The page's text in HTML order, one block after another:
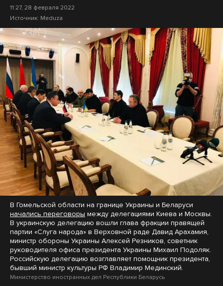
11:27, 28 февраля 2022
Источник: Meduza
В Гомельской области на границе Украины и Беларуси
начались переговоры между делегациями Киева и Москвы.
В украинскую делегацию вошли глава фракции правящей
партии «Слуга народа» в Верховной раде Давид Арахамия,
министр обороны Украины Алексей Резников, советник
руководителя офиса президента Украины Михаил Подоляк.
Российскую делегацию возглавляет помощник президента,
бывший министр культуры РФ Владимир Мединский.
Министерство иностранных дел Республики Беларусь